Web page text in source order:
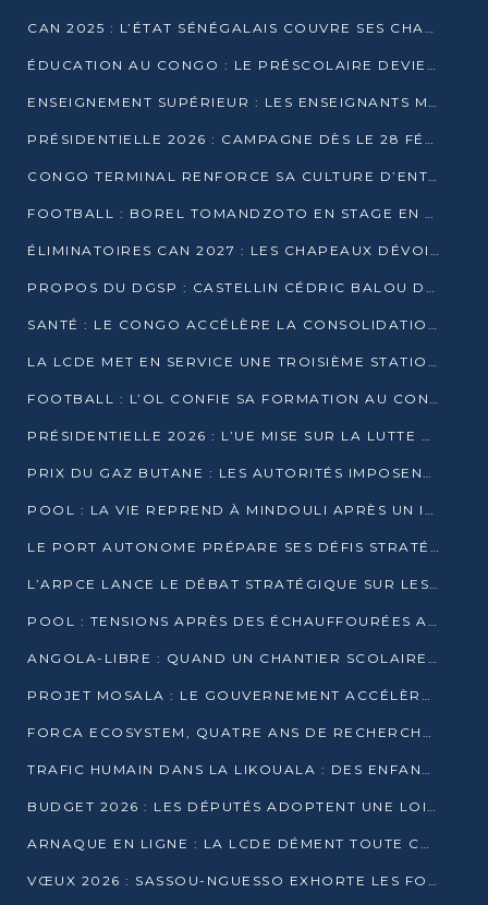
CAN 2025 : L’ÉTAT SÉNÉGALAIS COUVRE SES CHAMPIONS D’AFRIQUE DE RÉCOMPENSES EXCEPTIONNELLES
ÉDUCATION AU CONGO : LE PRÉSCOLAIRE DEVIENT OBLIGATOIRE, LE BTS CONSACRÉ DIPLÔME D’ÉTAT
ENSEIGNEMENT SUPÉRIEUR : LES ENSEIGNANTS MAINTIENNENT LA GRÈVE ET EXIGENT UN ACCORD ÉCRIT AVEC L’ÉTAT
PRÉSIDENTIELLE 2026 : CAMPAGNE DÈS LE 28 FÉVRIER, SCRUTIN LES 12 ET 15 MARS
CONGO TERMINAL RENFORCE SA CULTURE D’ENTREPRISE AVEC LE PROGRAMME « WIN TOGETHER »
FOOTBALL : BOREL TOMANDZOTO EN STAGE EN ESPAGNE AVEC POLISSYA FC
ÉLIMINATOIRES CAN 2027 : LES CHAPEAUX DÉVOILÉS, LE CONGO FIXÉ SUR SON SORT
PROPOS DU DGSP : CASTELLIN CÉDRIC BALOU DÉNONCE DES PROPOS INTIMIDANTS
SANTÉ : LE CONGO ACCÉLÈRE LA CONSOLIDATION DE L’OFFRE DE SOINS
LA LCDE MET EN SERVICE UNE TROISIÈME STATION D’EAU POTABLE À MFILOU
FOOTBALL : L’OL CONFIE SA FORMATION AU CONGOLAIS CHRISTIAN BASSILA
PRÉSIDENTIELLE 2026 : L’UE MISE SUR LA LUTTE CONTRE LA DÉSINFORMATION
PRIX DU GAZ BUTANE : LES AUTORITÉS IMPOSENT LE RESPECT DES PRIX RÉGLEMENTÉS
POOL : LA VIE REPREND À MINDOULI APRÈS UN INCIDENT ARMÉ SUR LA RN1
LE PORT AUTONOME PRÉPARE SES DÉFIS STRATÉGIQUES DE 2026
L’ARPCE LANCE LE DÉBAT STRATÉGIQUE SUR LES DONNÉES, L’IA ET LA FINANCE NUMÉRIQUE AU CONGO
POOL : TENSIONS APRÈS DES ÉCHAUFFOURÉES ARMÉES ENTRE DGSP ET EX-MILICIENS NINJA
ANGOLA-LIBRE : QUAND UN CHANTIER SCOLAIRE DEVIENT LE MIROIR D’UN CONGO EN MOUVEMENT
PROJET MOSALA : LE GOUVERNEMENT ACCÉLÈRE L’INSERTION DES JEUNES EN 2026
FORCA ECOSYSTEM, QUATRE ANS DE RECHERCHE DE TERRAIN AVANT UN LANCEMENT OFFICIEL EN 2026
TRAFIC HUMAIN DANS LA LIKOUALA : DES ENFANTS AUTOCHTONES RÉDUITS AU TRAVAIL FORCÉ
BUDGET 2026 : LES DÉPUTÉS ADOPTENT UNE LOI DES FINANCES DE PLUS DE 2500 MILLIARDS FCFA
ARNAQUE EN LIGNE : LA LCDE DÉMENT TOUTE CAMPAGNE DE RECRUTEMENT
VŒUX 2026 : SASSOU-NGUESSO EXHORTE LES FORCES VIVES À RENFORCER L’UNITÉ